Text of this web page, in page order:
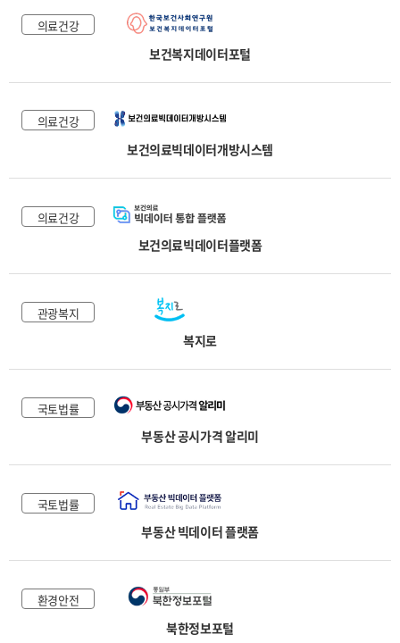
의료건강
보건복지데이터포털
의료건강
보건의료빅데이터개방시스템
의료건강
보건의료빅데이터플랫폼
관광복지
복지로
국토법률
부동산 공시가격 알리미
국토법률
부동산 빅데이터 플랫폼
환경안전
북한정보포털